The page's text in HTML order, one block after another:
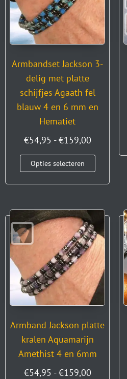
Armbandset Jackson 3-
delig met platte
schijfjes Agaath fel
blauw 4 en 6 mm en
Hematiet
€54,95 - €159,00
Opties selecteren
Armband Jackson platte
kralen Aquamarijn
Amethist 4 en 6mm
€54,95 - €159,00